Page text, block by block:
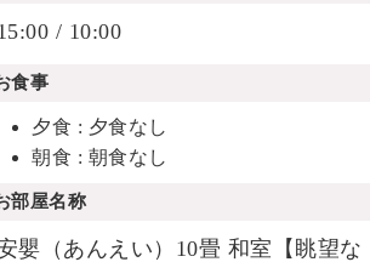
/ 10:00
食事
夕食 : 夕食なし
朝食 : 朝食なし
部屋名称
嬰（あんえい）10畳 和室【眺望な